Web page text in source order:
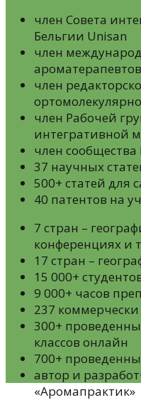
член Cовета
Бельгии Unisan
член
ароматерапевтов
член
член Рабочей
интегративной
член
37 научных
500+ статей для
40 патентов на
7 стран –
конференциях и
17 стран –
15 000+
9 000+ часов
237
300+
классов онлайн
700+
автор и
«Аромапрактик»